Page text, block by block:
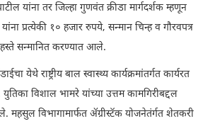
यांना तर जिल्हा गुणवंत क्रीडा मार्गदर्शक म्हणून
प्रत्येकी १० हजार रुपये, सन्मान चिन्ह व गौरवपत्र
हस्ते सन्मानित करण्यात आले.
येथे राष्ट्रीय बाल स्वास्थ्य कार्यक्रमांतर्गत कार्यरत
विशाल भामरे यांच्या उत्तम कामगिरीबद्दल
महसुल विभागामार्फत ॲग्रीस्टॅक योजनेतंर्गत शेतकरी